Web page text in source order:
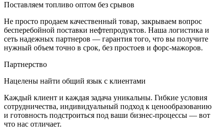
Поставляем топливо оптом без срывов
Не просто продаем качественный товар, закрываем вопрос
бесперебойной поставки нефтепродуктов. Наша логистика и
сеть надежных партнеров — гарантия того, что вы получите
нужный объем точно в срок, без простоев и форс-мажоров.
Партнерство
Нацелены найти общий язык с клиентами
Каждый клиент и каждая задача уникальны. Гибкие условия
сотрудничества, индивидуальный подход к ценообразованию
и готовность подстроиться под ваши бизнес-процессы — вот
что нас отличает.